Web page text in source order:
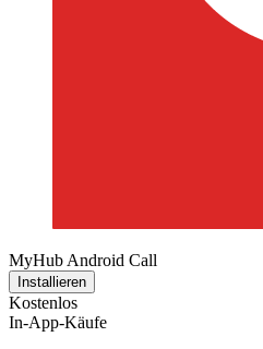
MyHub Android Call
Installieren
Kostenlos
In-App-Käufe